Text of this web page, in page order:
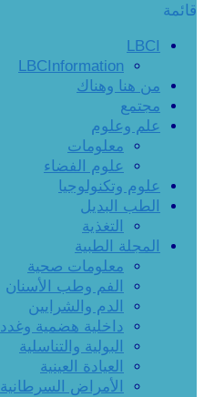
قائمة
LBCI
LBCInformation
من هنا وهناك
مجتمع
علم وعلوم
معلومات
علوم الفضاء
علوم وتكنولوجيا
الطب البديل
التغذية
المجلة الطبية
معلومات صحية
الفم وطب الأسنان
الدم والشرايين
داخلية هضمية وغدد
البولية والتناسلية
العيادة العينية
الأمراض السرطانية